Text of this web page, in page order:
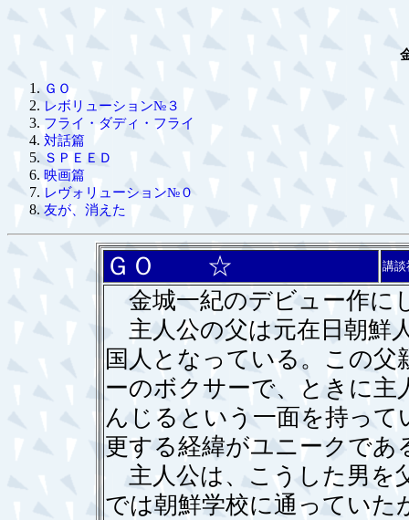
ＧＯ
レボリューション№３
フライ・ダディ・フライ
対話篇
ＳＰＥＥＤ
映画篇
レヴォリューション№０
友が、消えた
ＧＯ ☆ 講談
金城一紀のデビュー作に
主人公の父は元在日朝鮮
国人となっている。この父
ーのボクサーで、ときに
んじるという一面を持っ
更する経緯がユニークであ
主人公は、こうした男を
では朝鮮学校に通っていた